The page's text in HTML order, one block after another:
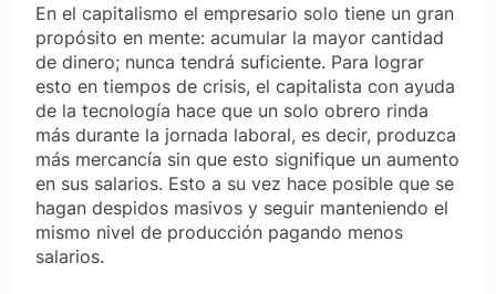
En el capitalismo el empresario solo tiene un gran
propósito en mente: acumular la mayor cantidad
de dinero; nunca tendrá suficiente. Para lograr
esto en tiempos de crisis, el capitalista con ayuda
de la tecnología hace que un solo obrero rinda
más durante la jornada laboral, es decir, produzca
más mercancía sin que esto signifique un aumento
en sus salarios. Esto a su vez hace posible que se
hagan despidos masivos y seguir manteniendo el
mismo nivel de producción pagando menos
salarios.